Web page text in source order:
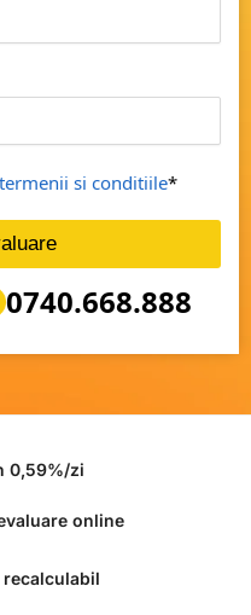
termenii si conditiile*
0740.668.888
0,59%/zi
online